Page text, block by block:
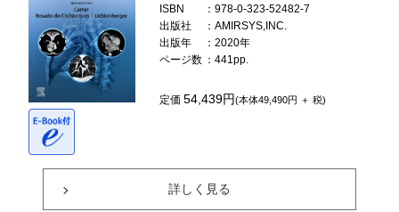
ISBN
：978-0-323-52482-7
出版社
：AMIRSYS,INC.
出版年
：2020年
ページ数 ：441pp.
定価54,439円(本体49,490円 ＋ 税)
詳しく見る